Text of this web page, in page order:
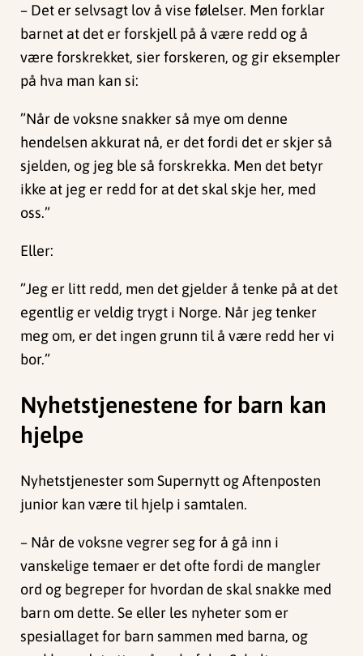
– Det er selvsagt lov å vise følelser. Men forklar
barnet at det er forskjell på å være redd og å
være forskrekket, sier forskeren, og gir eksempler
på hva man kan si:
”Når de voksne snakker så mye om denne
hendelsen akkurat nå, er det fordi det er skjer så
sjelden, og jeg ble så forskrekka. Men det betyr
ikke at jeg er redd for at det skal skje her, med
oss.”
Eller:
”Jeg er litt redd, men det gjelder å tenke på at det
egentlig er veldig trygt i Norge. Når jeg tenker
meg om, er det ingen grunn til å være redd her vi
bor.”
Nyhetstjenestene for barn kan
hjelpe
Nyhetstjenester som Supernytt og Aftenposten
junior kan være til hjelp i samtalen.
– Når de voksne vegrer seg for å gå inn i
vanskelige temaer er det ofte fordi de mangler
ord og begreper for hvordan de skal snakke med
barn om dette. Se eller les nyheter som er
spesiallaget for barn sammen med barna, og